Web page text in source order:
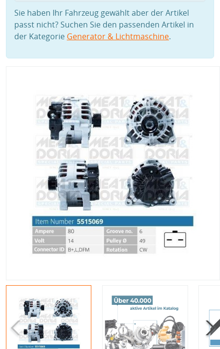
Sie haben Ihr Fahrzeug gewählt aber der Artikel
passt nicht? Suchen Sie den passenden Artikel in
der Kategorie Generator & Lichtmaschine.